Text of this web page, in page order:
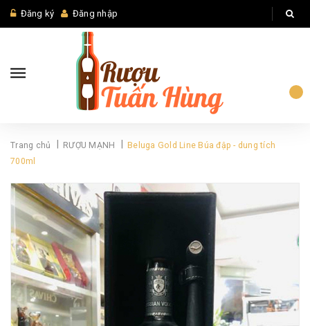
Đăng ký Đăng nhập
Trang chủ RƯỢU MẠNH
Beluga Gold Line Búa đập - dung tích
700ml